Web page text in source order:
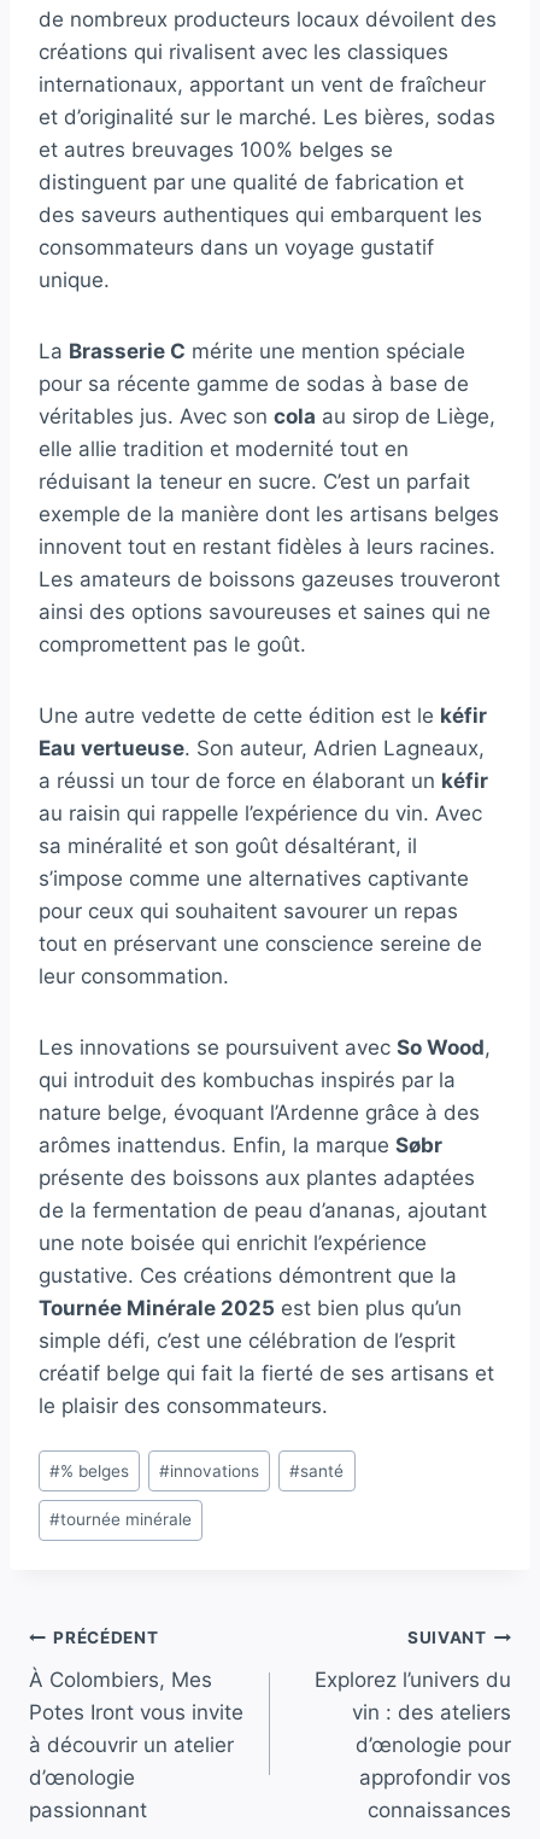
de nombreux producteurs locaux dévoilent des
créations qui rivalisent avec les classiques
internationaux, apportant un vent de fraîcheur
et d’originalité sur le marché. Les bières, sodas
et autres breuvages 100% belges se
distinguent par une qualité de fabrication et
des saveurs authentiques qui embarquent les
consommateurs dans un voyage gustatif
unique.
La Brasserie C mérite une mention spéciale
pour sa récente gamme de sodas à base de
véritables jus. Avec son cola au sirop de Liège,
elle allie tradition et modernité tout en
réduisant la teneur en sucre. C’est un parfait
exemple de la manière dont les artisans belges
innovent tout en restant fidèles à leurs racines.
Les amateurs de boissons gazeuses trouveront
ainsi des options savoureuses et saines qui ne
compromettent pas le goût.
Une autre vedette de cette édition est le kéfir
Eau vertueuse. Son auteur, Adrien Lagneaux,
a réussi un tour de force en élaborant un kéfir
au raisin qui rappelle l’expérience du vin. Avec
sa minéralité et son goût désaltérant, il
s’impose comme une alternatives captivante
pour ceux qui souhaitent savourer un repas
tout en préservant une conscience sereine de
leur consommation.
Les innovations se poursuivent avec So Wood,
qui introduit des kombuchas inspirés par la
nature belge, évoquant l’Ardenne grâce à des
arômes inattendus. Enfin, la marque Søbr
présente des boissons aux plantes adaptées
de la fermentation de peau d’ananas, ajoutant
une note boisée qui enrichit l’expérience
gustative. Ces créations démontrent que la
Tournée Minérale 2025 est bien plus qu’un
simple défi, c’est une célébration de l’esprit
créatif belge qui fait la fierté de ses artisans et
le plaisir des consommateurs.
Étiquettes
de
la
#% belges #innovations #santé
#tournée minérale
Navigation
de
l’article
PRÉCÉDENT
À Colombiers, Mes
Potes Iront vous invite
à découvrir un atelier
d’œnologie
passionnant
SUIVANT
Explorez l’univers du
vin : des ateliers
d’œnologie pour
approfondir vos
connaissances